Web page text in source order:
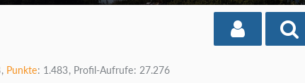
Punkte 1.483 Profil-Aufrufe 27.276